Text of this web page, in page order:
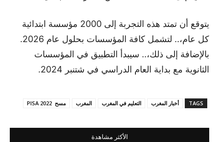
يتوقع أن تمتد هذه التجربة إلى 2000 مؤسسة ابتدائية
كل عام،.. لتشمل كافة المؤسسات بحلول عام 2026.
بالإضافة إلى ذلك،.. سيبدأ التطبيق في المؤسسات
الثانوية مع بداية العام الدراسي في شتنبر 2024.
TAGS أخبار المغرب التعليم في المغرب المغرب مسح PISA 2022
الأكثر مشاهدة